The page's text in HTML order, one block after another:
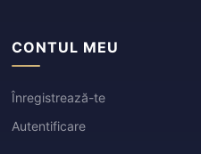
CONTUL MEU
Înregistrează-te
Autentificare